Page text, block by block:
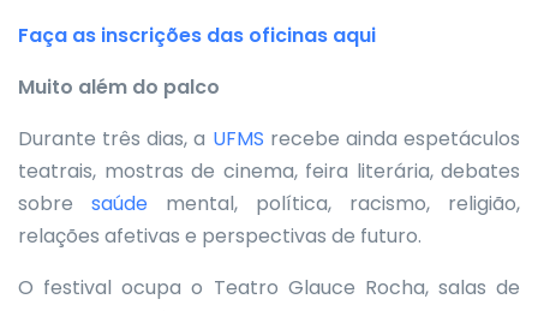
Faça as inscrições das oficinas aqui
Muito além do palco
Durante três dias, a UFMS recebe ainda espetáculos
teatrais, mostras de cinema, feira literária, debates
sobre saúde mental, política, racismo, religião,
relações afetivas e perspectivas de futuro.
O festival ocupa o Teatro Glauce Rocha, salas de